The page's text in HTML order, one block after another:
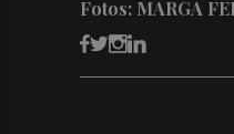
Fotos: MARGA